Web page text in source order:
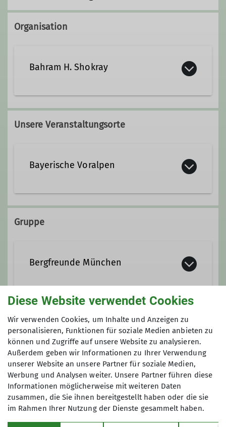
Organisation
Bahram H. Shokray
+491707284099
Kontakt aufnehmen
Qualifikationen
Ämter
Tourenleiter Beirat
Unsere Veranstaltungsorte
Bayerische Voralpen
Gruppe
Bergfreunde München
Wir sind eine eher mittlere Sektion
innerhalb des Deutschen
Alpenvereins (DAV) mit 2.610
Mitgliedern (Stand 01.Aug. 2025).
Gegründet 1961 als Bergsportgruppe
Siemens Balanstraße sind wir seit
1989 eine eigenständige Sektion
innerhalb des Deutschen
Alpenvereins:DAV Sektion
Anmeldung
Anfrage senden
Diese Website verwendet Cookies
Wir verwenden Cookies, um Inhalte und Anzeigen zu
personalisieren, Funktionen für soziale Medien anbieten zu
können und Zugriffe auf unsere Website zu analysieren.
Außerdem geben wir Informationen zu Ihrer Verwendung
unserer Website an unsere Partner für soziale Medien,
Werbung und Analysen weiter. Unsere Partner führen diese
Informationen möglicherweise mit weiteren Daten
zusammen, die Sie ihnen bereitgestellt haben oder die sie
im Rahmen Ihrer Nutzung der Dienste gesammelt haben.